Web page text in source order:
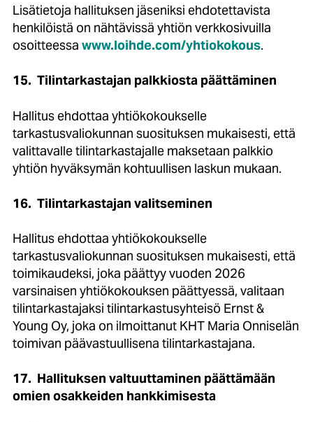
Lisätietoja hallituksen jäseniksi ehdotettavista
henkilöistä on nähtävissä yhtiön verkkosivuilla
osoitteessa www.loihde.com/yhtiokokous.
15. Tilintarkastajan palkkiosta päättäminen
Hallitus ehdottaa yhtiökokoukselle
tarkastusvaliokunnan suosituksen mukaisesti, että
valittavalle tilintarkastajalle maksetaan palkkio
yhtiön hyväksymän kohtuullisen laskun mukaan.
16. Tilintarkastajan valitseminen
Hallitus ehdottaa yhtiökokoukselle
tarkastusvaliokunnan suosituksen mukaisesti, että
toimikaudeksi, joka päättyy vuoden 2026
varsinaisen yhtiökokouksen päättyessä, valitaan
tilintarkastajaksi tilintarkastusyhteisö Ernst &
Young Oy, joka on ilmoittanut KHT Maria Onniselän
toimivan päävastuullisena tilintarkastajana.
17. Hallituksen valtuuttaminen päättämään
omien osakkeiden hankkimisesta